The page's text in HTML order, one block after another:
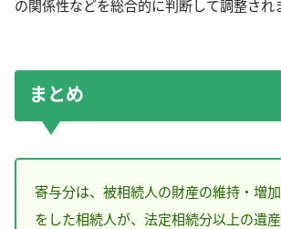
の関係性などを総合的に判断して調整され
まとめ
寄与分は、被相続人の財産の維持・増
をした相続人が、法定相続分以上の遺